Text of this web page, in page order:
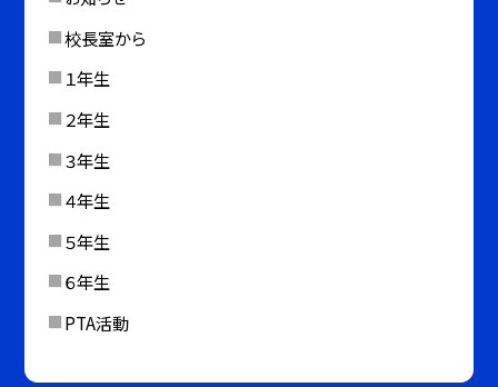
校長室から
１年生
２年生
３年生
４年生
５年生
６年生
PTA活動